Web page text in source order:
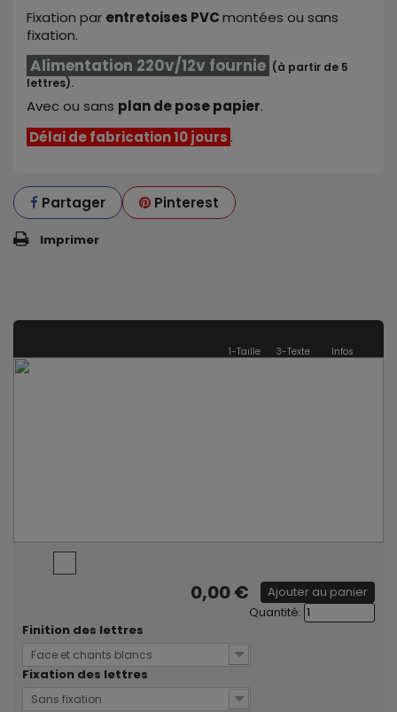
Fixation par entretoises PVCmontées ou sans
fixation.
Alimentation 220v/12v fournie (à partir de 5
lettres).
Avec ou sans plan de pose papier.
Délai de fabrication 10 jours .
Partager Pinterest
Imprimer
1-Taille 3-Texte Infos
0,00 €
Ajouter au panier
Quantité:
Finition des lettres
Face et chants blancs
Fixation des lettres
Sans fixation